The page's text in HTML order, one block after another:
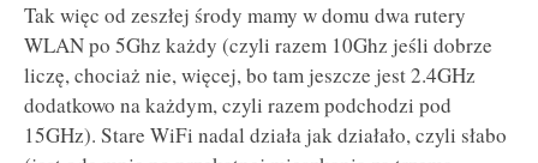
Tak więc od zeszłej środy mamy w domu dwa rutery
WLAN po 5Ghz każdy (czyli razem 10Ghz jeśli dobrze
liczę, chociaż nie, więcej, bo tam jeszcze jest 2.4GHz
dodatkowo na każdym, czyli razem podchodzi pod
15GHz). Stare WiFi nadal działa jak działało, czyli słabo